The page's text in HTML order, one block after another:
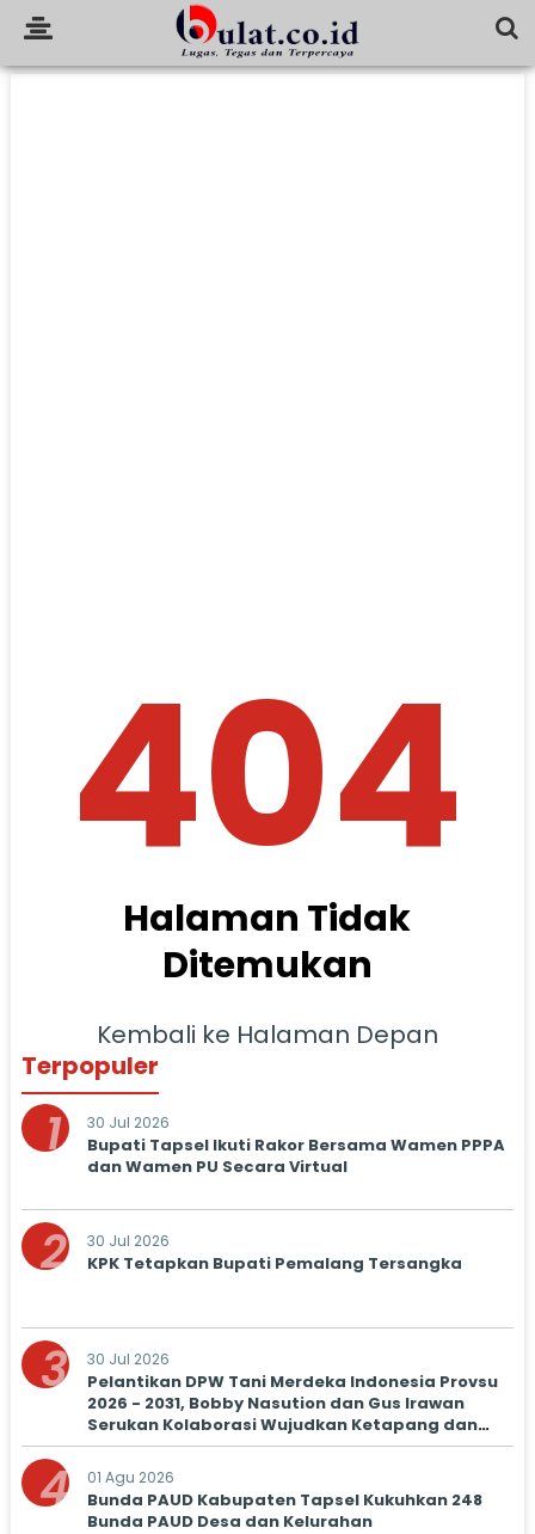
404
Halaman Tidak
Ditemukan
Kembali ke Halaman Depan
Terpopuler
1 30 Jul 2026
Bupati Tapsel Ikuti Rakor Bersama Wamen PPPA
dan Wamen PU Secara Virtual
2 30 Jul 2026
KPK Tetapkan Bupati Pemalang Tersangka
3 30 Jul 2026
Pelantikan DPW Tani Merdeka Indonesia Provsu
2026 - 2031, Bobby Nasution dan Gus Irawan
Serukan Kolaborasi Wujudkan Ketapang dan
Kesejahteraan Petani
4 01 Agu 2026
Bunda PAUD Kabupaten Tapsel Kukuhkan 248
Bunda PAUD Desa dan Kelurahan